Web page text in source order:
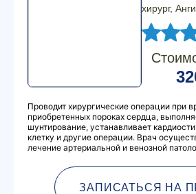
хирург,
Проводит хирургические операции при
приобретенных пороках сердца,
шунтирование, устанавливает
клетку и другие операции. Врач
лечение артериальной и венозной
ЗАПИСАТЬСЯ НА